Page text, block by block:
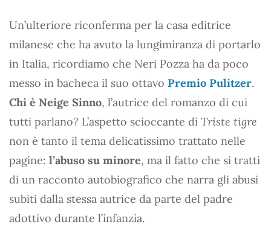
Un’ulteriore riconferma per la casa editrice
milanese che ha avuto la lungimiranza di portarlo
in Italia, ricordiamo che Neri Pozza ha da poco
messo in bacheca il suo ottavo Premio Pulitzer.
Chi è Neige Sinno, l’autrice del romanzo di cui
tutti parlano? L’aspetto scioccante di Triste tigre
non è tanto il tema delicatissimo trattato nelle
pagine: l’abuso su minore, ma il fatto che si tratti
di un racconto autobiografico che narra gli abusi
subiti dalla stessa autrice da parte del padre
adottivo durante l’infanzia.